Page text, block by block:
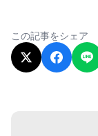
この記事をシェア